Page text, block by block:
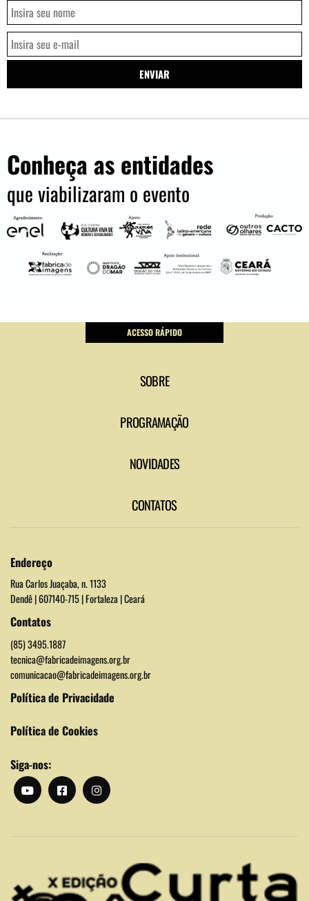
Conheça as entidades
que viabilizaram o evento
ACESSO RÁPIDO
SOBRE
PROGRAMAÇÃO
NOVIDADES
CONTATOS
Endereço
Rua Carlos Juaçaba, n. 1133
Dendê | 607140-715 | Fortaleza | Ceará
Contatos
(85) 3495.1887
tecnica@fabricadeimagens.org.br
comunicacao@fabricadeimagens.org.br
Política de Privacidade
Política de Cookies
Siga-nos: